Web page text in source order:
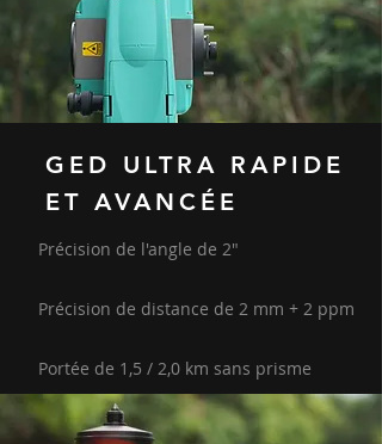
GED ULTRA RAPIDE
ET AVANCÉE
Précision de l'angle de 2"
Précision de distance de 2 mm + 2 ppm
Portée de 1,5 / 2,0 km sans prisme